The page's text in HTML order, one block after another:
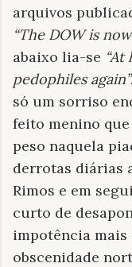
arquivos
“The DOW is
abaixo lia-se
pedophiles again”
só um sorriso
feito menino
peso naquela
derrotas diárias
Rimos e em
curto de
impotência mais
obscenidade